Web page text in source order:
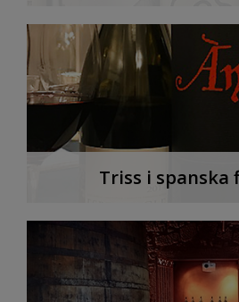
Triss i spanska